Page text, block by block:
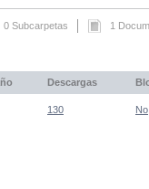
0 Subcarpetas 1
Descargas
130 No